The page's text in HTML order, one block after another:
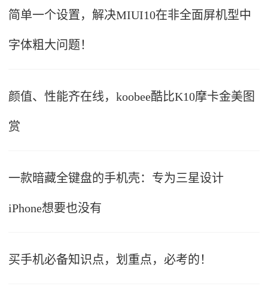
简单一个设置，解决MIUI10在非全面屏机型中
字体粗大问题！
颜值、性能齐在线，koobee酷比K10摩卡金美图
赏
一款暗藏全键盘的手机壳：专为三星设计
iPhone想要也没有
买手机必备知识点，划重点，必考的！